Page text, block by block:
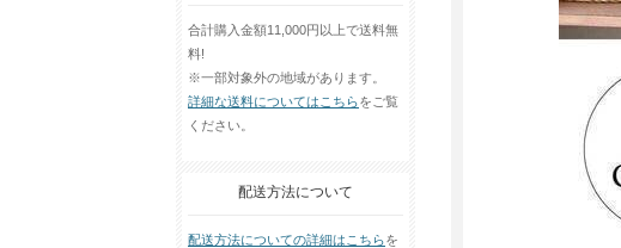
合計購入金額11,000円以上で送料無
料!
※一部対象外の地域があります。
詳細な送料についてはこちらをご覧
ください。
配送方法について
配送方法についての詳細はこちらを